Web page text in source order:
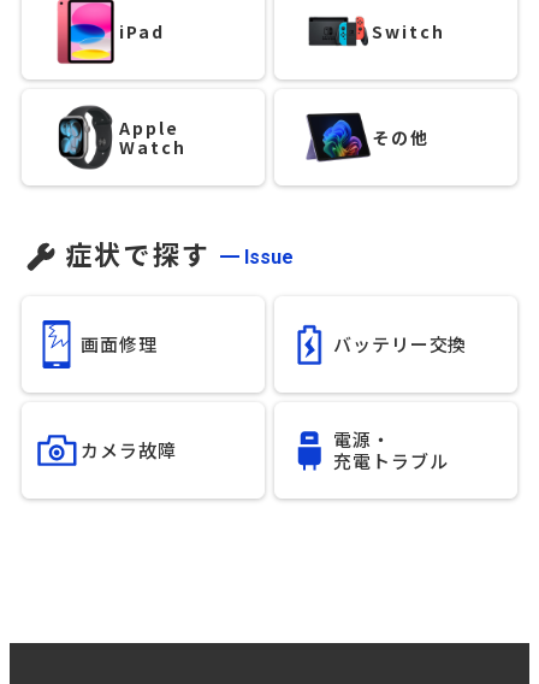
iPad Switch
Apple
Watch
その他
症状で探す Issue
画面修理 バッテリー交換
カメラ故障
電源・
充電トラブル